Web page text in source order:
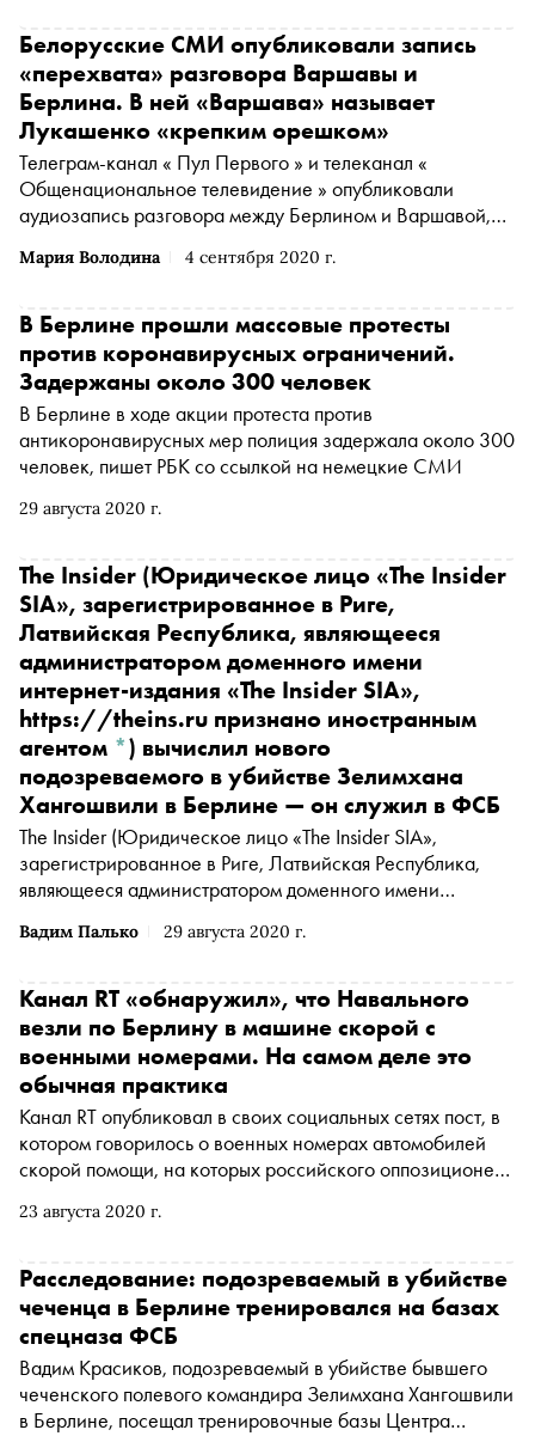
Мария Володина 4 сентября 2020 г.
Белорусские СМИ опубликовали запись
«перехвата» разговора Варшавы и
Берлина. В ней «Варшава» называет
Лукашенко «крепким орешком»
Телеграм-канал « Пул Первого » и телеканал «
Общенациональное телевидение » опубликовали
аудиозапись разговора между Берлином и Варшавой,
29 августа 2020 г.
В Берлине прошли массовые протесты
против коронавирусных ограничений.
Задержаны около 300 человек
В Берлине в ходе акции протеста против
антикоронавирусных мер полиция задержала около 300
человек, пишет РБК со ссылкой на немецкие СМИ
Вадим Палько 29 августа 2020 г.
The Insider (Юридическое лицо «The Insider
SIA», зарегистрированное в Риге,
Латвийская Республика, являющееся
администратором доменного имени
интернет-издания «The Insider SIA»,
https://theins.ru признано иностранным
агентом *) вычислил нового
подозреваемого в убийстве Зелимхана
Хангошвили в Берлине — он служил в ФСБ
The Insider(Юридическое лицо «The Insider SIA»,
зарегистрированное в Риге, Латвийская Республика,
являющееся администратором доменного имени
признано иностранным агентом*
чеченского полевого командира Зелимхана Хангошвили
в Берлине, пишет издание
23 августа 2020 г.
Канал RT «обнаружил», что Навального
везли по Берлину в машине скорой с
военными номерами. На самом деле это
обычная практика
Канал RT опубликовал в своих социальных сетях пост, в
котором говорилось о военных номерах автомобилей
скорой помощи, на которых российского оппозиционера
клинику Charite. «Сноб» узнал, что в этом нет ничего
Расследование: подозреваемый в убийстве
чеченца в Берлине тренировался на базах
спецназа ФСБ
Вадим Красиков, подозреваемый в убийстве бывшего
чеченского полевого командира Зелимхана Хангошвили
в Берлине, посещал тренировочные базы Центра